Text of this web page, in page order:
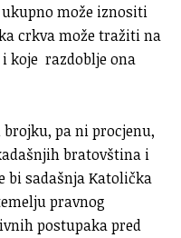
može iznositi
crkva može tražiti na
koje razdoblje ona
pa ni procjenu,
bratovština i
bi sadašnja Katolička
pravnog
postupaka pred